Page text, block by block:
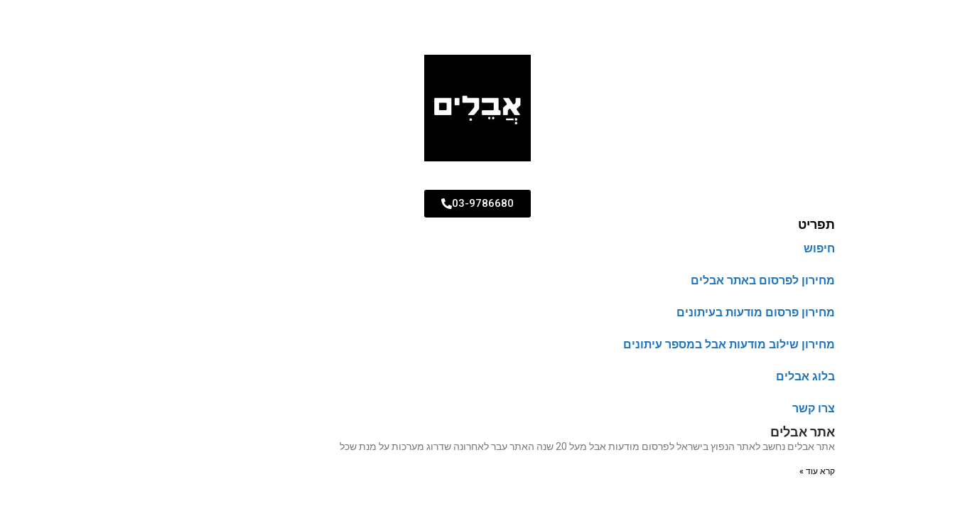
03-9786680
תפריט
חיפוש
מחירון לפרסום באתר אבלים
מחירון פרסום מודעות בעיתונים
מחירון שילוב מודעות אבל במספר עיתונים
בלוג אבלים
צרו קשר
אתר אבלים
אתר אבלים נחשב לאתר הנפוץ בישראל לפרסום מודעות אבל מעל 20 שנה האתר עבר לאחרונה שדרוג מערכות על מנת שכל
קרא עוד »